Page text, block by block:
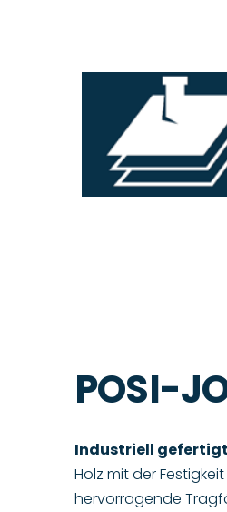
POSI-
Industriell
Holz mit der
hervorragende